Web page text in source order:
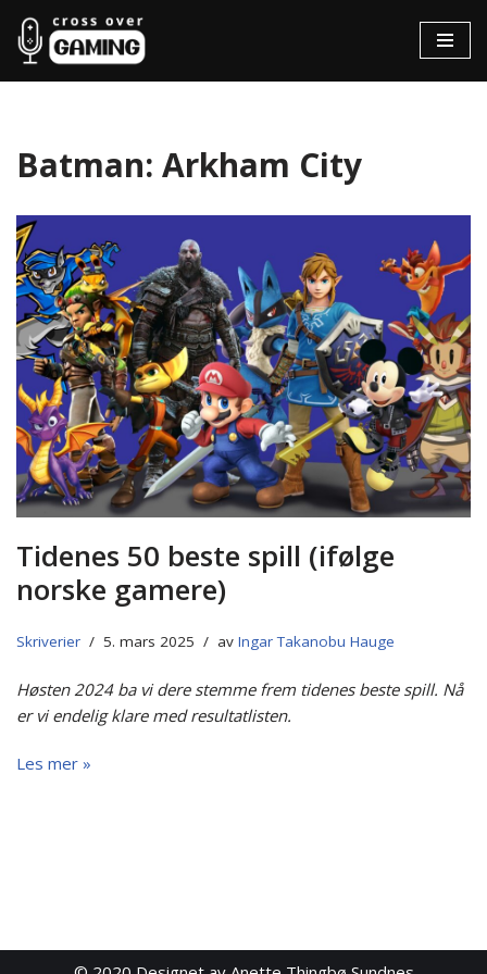
Hopp
til
Batman: Arkham City
Tidenes 50 beste spill (ifølge
norske gamere)
Skriverier 5. mars 2025 av Ingar Takanobu Hauge
Høsten 2024 ba vi dere stemme frem tidenes beste spill. Nå
er vi endelig klare med resultatlisten.
Les mer »